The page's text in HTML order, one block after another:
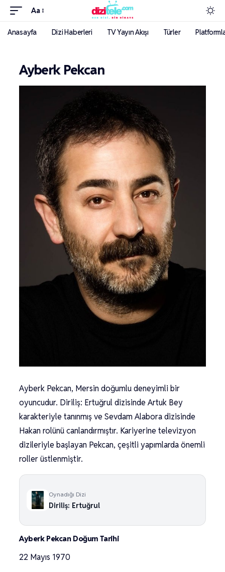
Aa
Anasayfa Dizi Haberleri TV Yayın Akışı Türler
Ayberk Pekcan
Ayberk Pekcan, Mersin doğumlu deneyimli bir
oyuncudur. Diriliş: Ertuğrul dizisinde Artuk Bey
karakteriyle tanınmış ve Sevdam Alabora dizisinde
Hakan rolünü canlandırmıştır. Kariyerine televizyon
dizileriyle başlayan Pekcan, çeşitli yapımlarda önemli
roller üstlenmiştir.
Oynadığı Dizi
Diriliş: Ertuğrul
Ayberk Pekcan Doğum Tarihi
22 Mayıs 1970